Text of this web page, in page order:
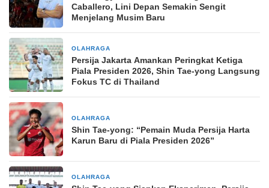
Caballero, Lini Depan Semakin Sengit
Menjelang Musim Baru
OLAHRAGA
Persija Jakarta Amankan Peringkat Ketiga
Piala Presiden 2026, Shin Tae-yong Langsung
Fokus TC di Thailand
OLAHRAGA
Shin Tae-yong: “Pemain Muda Persija Harta
Karun Baru di Piala Presiden 2026”
OLAHRAGA